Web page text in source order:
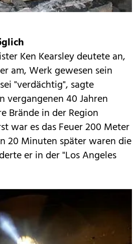
Ken Kearsley deutete an,
am, Werk gewesen sein
"verdächtig", sagte
vergangenen 40 Jahren
Brände in der Region
war es das Feuer 200 Meter
20 Minuten später waren die
er in der "Los Angeles